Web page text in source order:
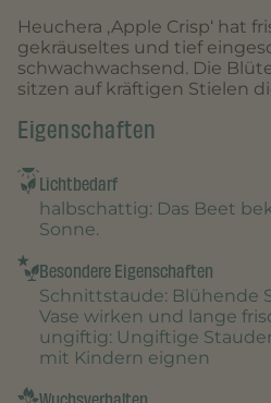
Heuchera ‚Apple Crisp‘ hat
gekräuseltes und tief
schwachwachsend. Die
sitzen auf kräftigen Stielen
Eigenschaften
Lichtbedarf
halbschattig: Das Beet
Sonne.
Besondere Eigenschaften
Schnittstaude: Blühende
Vase wirken und lange
ungiftig: Ungiftige
mit Kindern eignen